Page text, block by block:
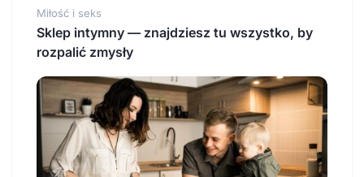
Miłość i seks
Sklep intymny — znajdziesz tu wszystko, by
rozpalić zmysły